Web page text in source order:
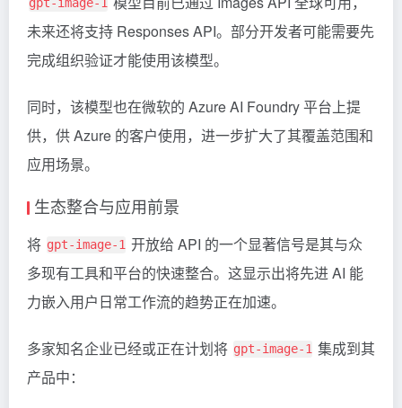
未来还将支持 Responses API。部分开发者可能需要先
完成组织验证才能使用该模型。
同时，该模型也在微软的 Azure AI Foundry 平台上提
供，供 Azure 的客户使用，进一步扩大了其覆盖范围和
应用场景。
生态整合与应用前景
将 gpt-image-1 开放给 API 的一个显著信号是其与众
多现有工具和平台的快速整合。这显示出将先进 AI 能
力嵌入用户日常工作流的趋势正在加速。
多家知名企业已经或正在计划将 gpt-image-1 集成到其
产品中：